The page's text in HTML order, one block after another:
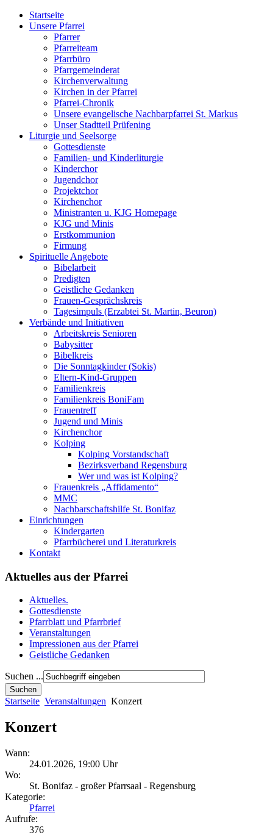
Startseite
Unsere Pfarrei
Pfarrer
Pfarreiteam
Pfarrbüro
Pfarrgemeinderat
Kirchenverwaltung
Kirchen in der Pfarrei
Pfarrei-Chronik
Unsere evangelische Nachbarpfarrei St. Markus
Unser Stadtteil Prüfening
Liturgie und Seelsorge
Gottesdienste
Familien- und Kinderliturgie
Kinderchor
Jugendchor
Projektchor
Kirchenchor
Ministranten u. KJG Homepage
KJG und Minis
Erstkommunion
Firmung
Spirituelle Angebote
Bibelarbeit
Predigten
Geistliche Gedanken
Frauen-Gesprächskreis
Tagesimpuls (Erzabtei St. Martin, Beuron)
Verbände und Initiativen
Arbeitskreis Senioren
Babysitter
Bibelkreis
Die Sonntagkinder (Sokis)
Eltern-Kind-Gruppen
Familienkreis
Familienkreis BoniFam
Frauentreff
Jugend und Minis
Kirchenchor
Kolping
Kolping Vorstandschaft
Bezirksverband Regensburg
Wer und was ist Kolping?
Frauenkreis „Affidamento“
MMC
Nachbarschaftshilfe St. Bonifaz
Einrichtungen
Kindergarten
Pfarrbücherei und Literaturkreis
Kontakt
Aktuelles aus der Pfarrei
Aktuelles.
Gottesdienste
Pfarrblatt und Pfarrbrief
Veranstaltungen
Impressionen aus der Pfarrei
Geistliche Gedanken
Suchen ...
Startseite Veranstaltungen Konzert
Konzert
Wann:
24.01.2026, 19:00 Uhr
Wo:
St. Bonifaz - großer Pfarrsaal - Regensburg
Kategorie:
Pfarrei
Aufrufe:
376